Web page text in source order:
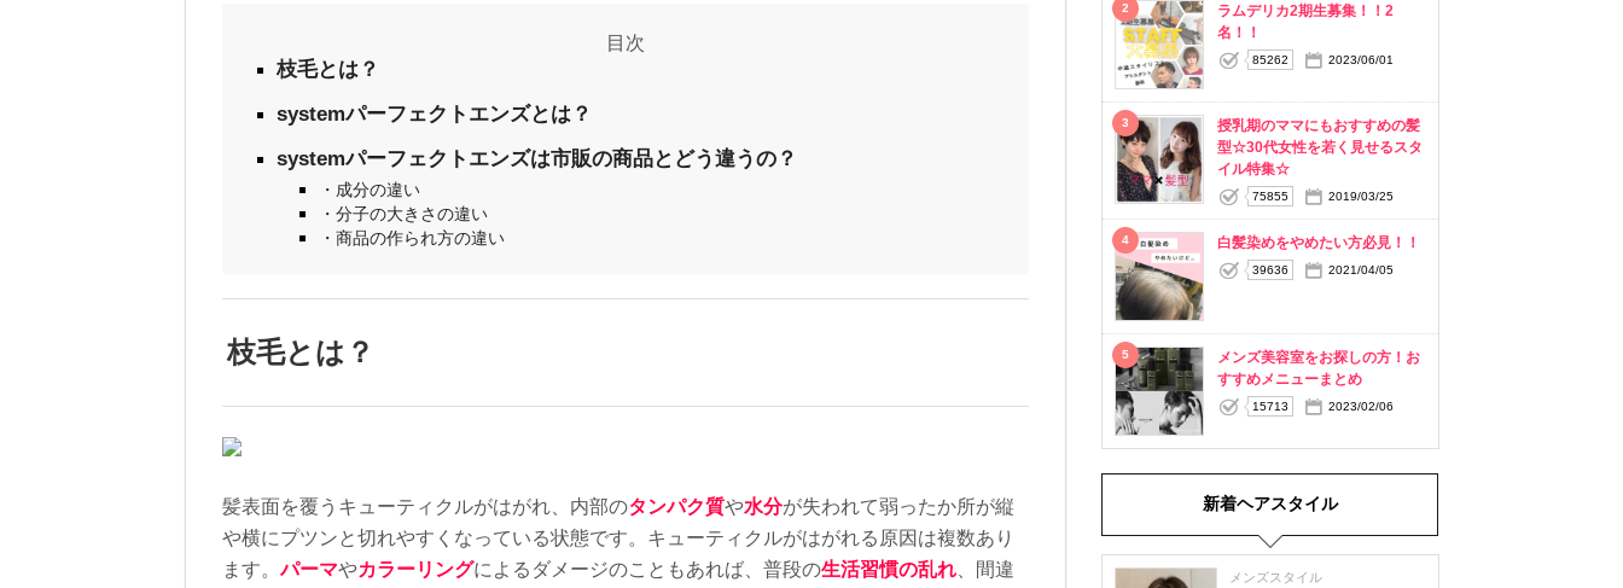
枝毛とは？
systemパーフェクトエンズとは？
systemパーフェクトエンズは市販の商品とどう違うの？
・成分の違い
・分子の大きさの違い
・商品の作られ方の違い
枝毛とは？
髪表面を覆うキューティクルがはがれ、内部のタンパク質や水分が失われて弱ったか所が縦
や横にプツンと切れやすくなっている状態です。キューティクルがはがれる原因は複数あり
ます。パーマやカラーリングによるダメージのこともあれば、普段の生活習慣の乱れ、間違
2
ラムデリカ2期生募集！！2
名！！
85262 2023/06/01
3
授乳期のママにもおすすめの髪
型☆30代女性を若く見せるスタ
イル特集☆
75855 2019/03/25
4 白髪染めをやめたい方必見！！
39636 2021/04/05
5
メンズ美容室をお探しの方！お
すすめメニューまとめ
15713 2023/02/06
新着ヘアスタイル
メンズスタイル